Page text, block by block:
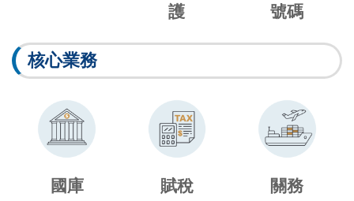
護
號碼
核心業務
國庫 賦稅 關務